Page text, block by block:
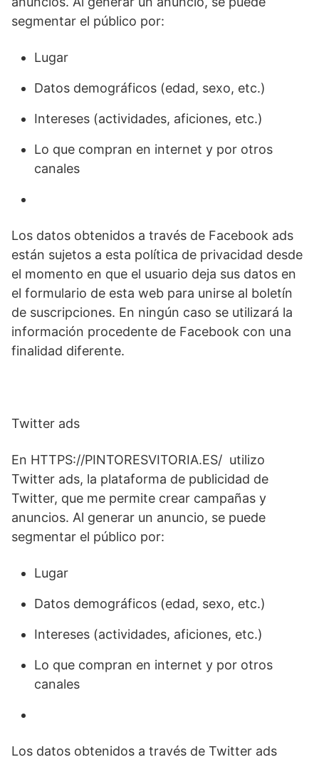
segmentar el público por:
Lugar
Datos demográficos (edad, sexo, etc.)
Intereses (actividades, aficiones, etc.)
Lo que compran en internet y por otros
canales
Los datos obtenidos a través de Facebook ads
están sujetos a esta política de privacidad desde
el momento en que el usuario deja sus datos en
el formulario de esta web para unirse al boletín
de suscripciones. En ningún caso se utilizará la
información procedente de Facebook con una
finalidad diferente.
Twitter ads
En HTTPS://PINTORESVITORIA.ES/ utilizo
Twitter ads, la plataforma de publicidad de
Twitter, que me permite crear campañas y
anuncios. Al generar un anuncio, se puede
segmentar el público por:
Lugar
Datos demográficos (edad, sexo, etc.)
Intereses (actividades, aficiones, etc.)
Lo que compran en internet y por otros
canales
Los datos obtenidos a través de Twitter ads